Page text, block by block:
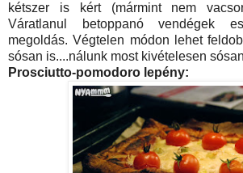
kétszer is kért (mármint nem
Váratlanul betoppanó vendégek
megoldás. Végtelen módon lehet
sósan is....nálunk most kivételesen
Prosciutto-pomodoro lepény: